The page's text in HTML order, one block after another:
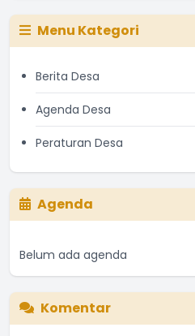
Menu Kategori
Berita Desa
Agenda Desa
Peraturan Desa
Agenda
Belum ada agenda
Komentar